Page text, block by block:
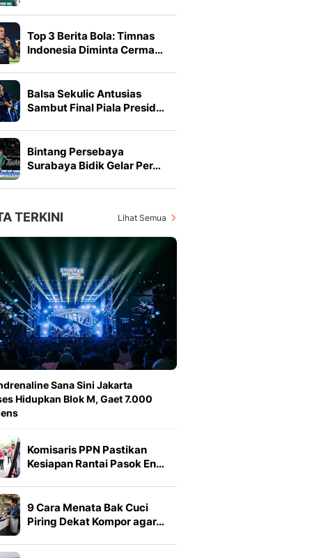
Top 3 Berita Bola: Timnas
Indonesia Diminta Cerma…
Balsa Sekulic Antusias
Sambut Final Piala Presid…
Bintang Persebaya
Surabaya Bidik Gelar Per…
TERKINI Lihat Semua
Sana Sini Jakarta
Hidupkan Blok M, Gaet 7.000
Komisaris PPN Pastikan
Kesiapan Rantai Pasok En…
9 Cara Menata Bak Cuci
Piring Dekat Kompor agar…